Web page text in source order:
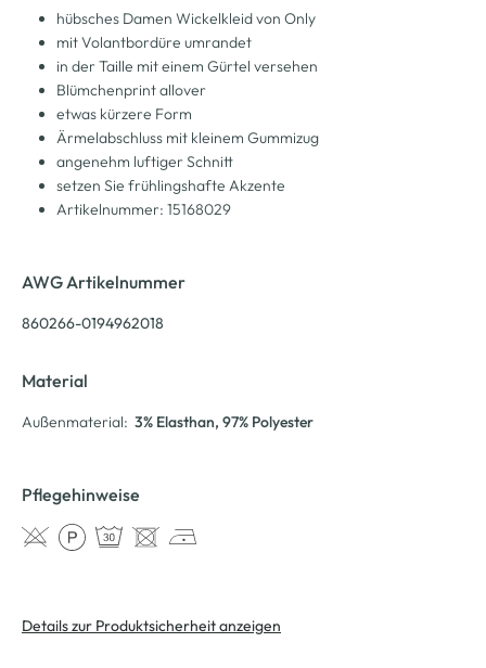
hübsches Damen Wickelkleid von Only
mit Volantbordüre umrandet
in der Taille mit einem Gürtel versehen
Blümchenprint allover
etwas kürzere Form
Ärmelabschluss mit kleinem Gummizug
angenehm luftiger Schnitt
setzen Sie frühlingshafte Akzente
Artikelnummer: 15168029
AWG Artikelnummer
860266-0194962018
Material
Außenmaterial: 3% Elasthan, 97% Polyester
Pflegehinweise
Details zur Produktsicherheit anzeigen